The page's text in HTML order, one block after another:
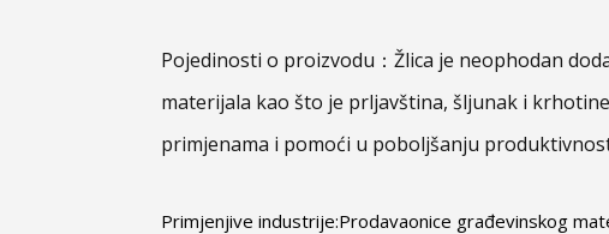
Pojedinosti o proizvodu：Žlica je neophodan
materijala kao što je prljavština, šljunak i
primjenama i pomoći u poboljšanju
Primjenjive industrije:Prodavaonice građevinskog